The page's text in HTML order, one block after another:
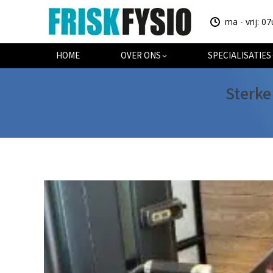
ma - vrij:
HOME OVER ONS SPECIALISATIES
HOME